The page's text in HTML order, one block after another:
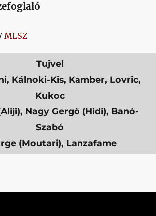
MLSZ
Tujvel
Kálnoki-Kis, Kamber, Lovric,
Kukoc
Nagy Gergő (Hidi), Banó-
Szabó
(Moutari), Lanzafame